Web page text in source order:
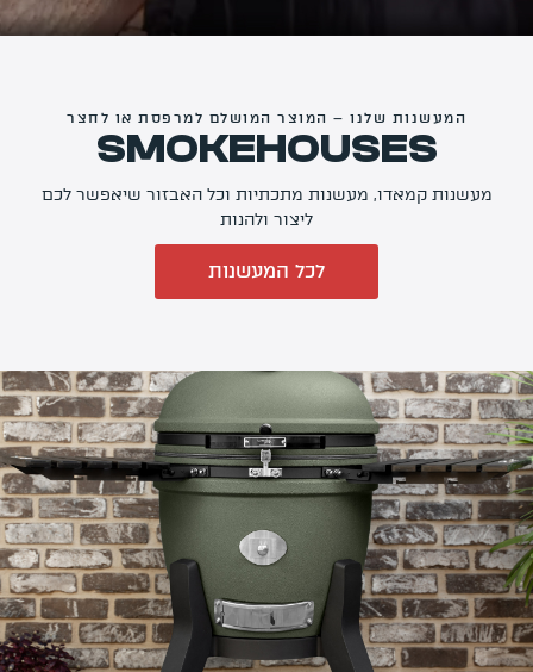
תקנון שימוש
המעשנות שלנו – המוצר המושלם למרפסת או לחצר
SMOKEHOUSES
מעשנות קמאדו, מעשנות מתכתיות וכל האבזור שיאפשר לכם
ליצור ולהנות
לכל המעשנות